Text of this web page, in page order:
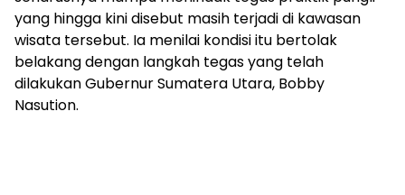
yang hingga kini disebut masih terjadi di kawasan
wisata tersebut. Ia menilai kondisi itu bertolak
belakang dengan langkah tegas yang telah
dilakukan Gubernur Sumatera Utara, Bobby
Nasution.